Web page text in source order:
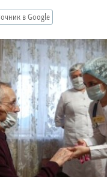
РАССЫЛКУ
в Google